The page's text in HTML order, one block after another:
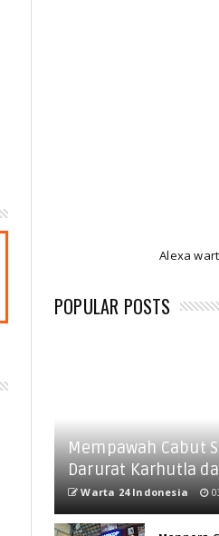
Alexa
POPULAR POSTS
Mempawah Cabut
Darurat Karhutla
Warta 24 Indonesia